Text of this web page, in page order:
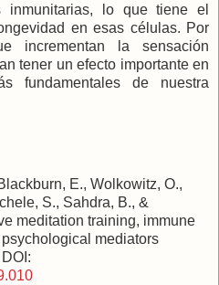
inmunitarias, lo que tiene el
en esas células. Por
incrementan la sensación
tener un efecto importante en
fundamentales de nuestra
E., Wolkowitz, O.,
S., Sahdra, B., &
meditation training, immune
mediators